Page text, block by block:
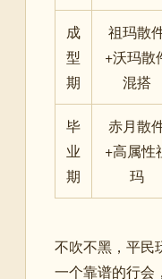
成
型
期
祖玛散
+沃玛散
混搭
毕
业
期
赤月散
+高属性
玛
不吹不黑，平民
一个靠谱的行会